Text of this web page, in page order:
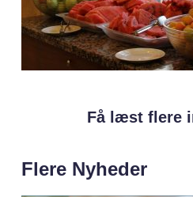
Få læst flere
Flere Nyheder